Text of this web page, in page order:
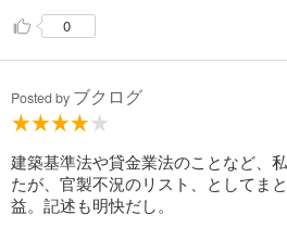
0
Posted by ブクログ
建築基準法や貸金業法のことなど、
たが、官製不況のリスト、としてま
益。記述も明快だし。